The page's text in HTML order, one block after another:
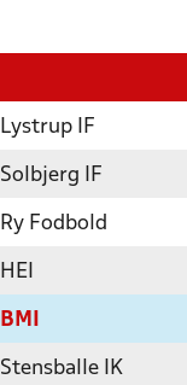
Lystrup IF
Solbjerg IF
Ry Fodbold
HEI
BMI
Stensballe IK